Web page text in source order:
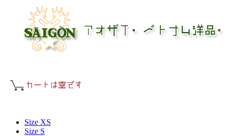
Size XS
Size S